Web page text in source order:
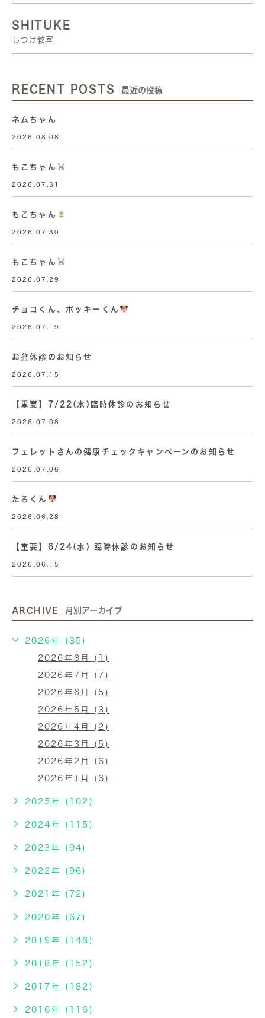
SHITUKE
しつけ教室
RECENT POSTS 最近の投稿
ネムちゃん
2026.08.08
もこちゃん
2026.07.31
もこちゃん
2026.07.30
もこちゃん
2026.07.29
チョコくん、ポッキーくん
2026.07.19
お盆休診のお知らせ
2026.07.15
【重要】7/22(水)臨時休診のお知らせ
2026.07.08
フェレットさんの健康チェックキャンペーンのお知らせ
2026.07.06
たろくん
2026.06.28
【重要】6/24(水) 臨時休診のお知らせ
2026.06.15
ARCHIVE 月別アーカイブ
2026年 (35)
2026年8月 (1)
2026年7月 (7)
2026年6月 (5)
2026年5月 (3)
2026年4月 (2)
2026年3月 (5)
2026年2月 (6)
2026年1月 (6)
2025年 (102)
2024年 (115)
2023年 (94)
2022年 (96)
2021年 (72)
2020年 (67)
2019年 (146)
2018年 (152)
2017年 (182)
2016年 (116)